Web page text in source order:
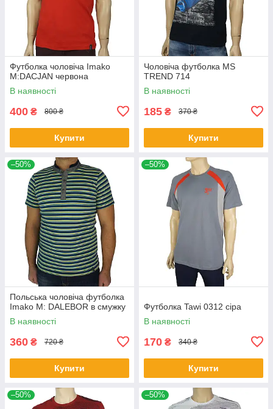
Футболка чоловіча Imako
M:DACJAN червона
В наявності
400 ₴ 800 ₴
Купити
Чоловіча футболка MS
TREND 714
В наявності
185 ₴ 370 ₴
Купити
–50%
Польська чоловіча футболка
Imako M: DALEBOR в смужку
В наявності
360 ₴ 720 ₴
Купити
–50%
Футболка Tawi 0312 сіра
В наявності
170 ₴ 340 ₴
Купити
–50% –50%